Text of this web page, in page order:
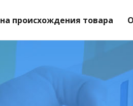
происхождения товара